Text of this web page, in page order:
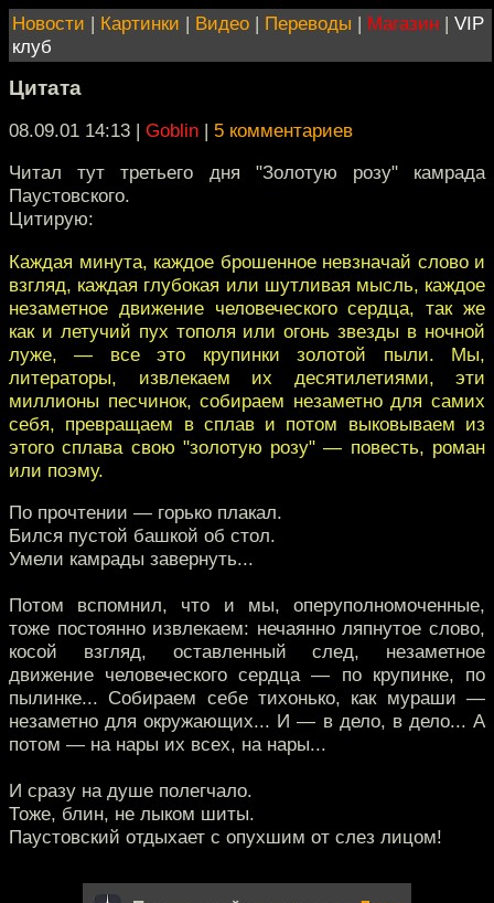
Новости | Картинки | Видео | Переводы | Магазин | VIP
клуб
Цитата
08.09.01 14:13 | Goblin | 5 комментариев
Читал тут третьего дня "Золотую розу" камрада
Паустовского.
Цитирую:
Каждая минута, каждое брошенное невзначай слово и
взгляд, каждая глубокая или шутливая мысль, каждое
незаметное движение человеческого сердца, так же
как и летучий пух тополя или огонь звезды в ночной
луже, — все это крупинки золотой пыли. Мы,
литераторы, извлекаем их десятилетиями, эти
миллионы песчинок, собираем незаметно для самих
себя, превращаем в сплав и потом выковываем из
этого сплава свою "золотую розу" — повесть, роман
или поэму.
По прочтении — горько плакал.
Бился пустой башкой об стол.
Умели камрады завернуть...
Потом вспомнил, что и мы, оперуполномоченные,
тоже постоянно извлекаем: нечаянно ляпнутое слово,
косой взгляд, оставленный след, незаметное
движение человеческого сердца — по крупинке, по
пылинке... Собираем себе тихонько, как мураши —
незаметно для окружающих... И — в дело, в дело... А
потом — на нары их всех, на нары...
И сразу на душе полегчало.
Тоже, блин, не лыком шиты.
Паустовский отдыхает с опухшим от слез лицом!